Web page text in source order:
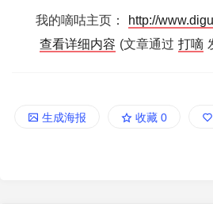
我的嘀咕主页：
http://
查看详细内容 (文章通过 打嘀
生成海报 收藏 0